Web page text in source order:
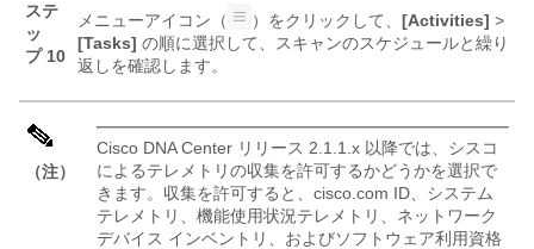
ステ
ッ
プ 10
メニューアイコン（ ）をクリックして、 [Activities] >
[Tasks] の順に選択して、スキャンのスケジュールと繰り
返しを確認します。
（注）
Cisco DNA Center リリース 2.1.1.x 以降では、シスコ
によるテレメトリの収集を許可するかどうかを選択で
きます。収集を許可すると、cisco.com ID、システム
テレメトリ、機能使用状況テレメトリ、ネットワーク
デバイス インベントリ、およびソフトウェア利用資格